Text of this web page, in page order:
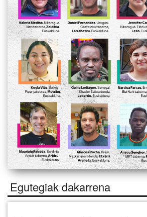
Egutegiak dakarrena